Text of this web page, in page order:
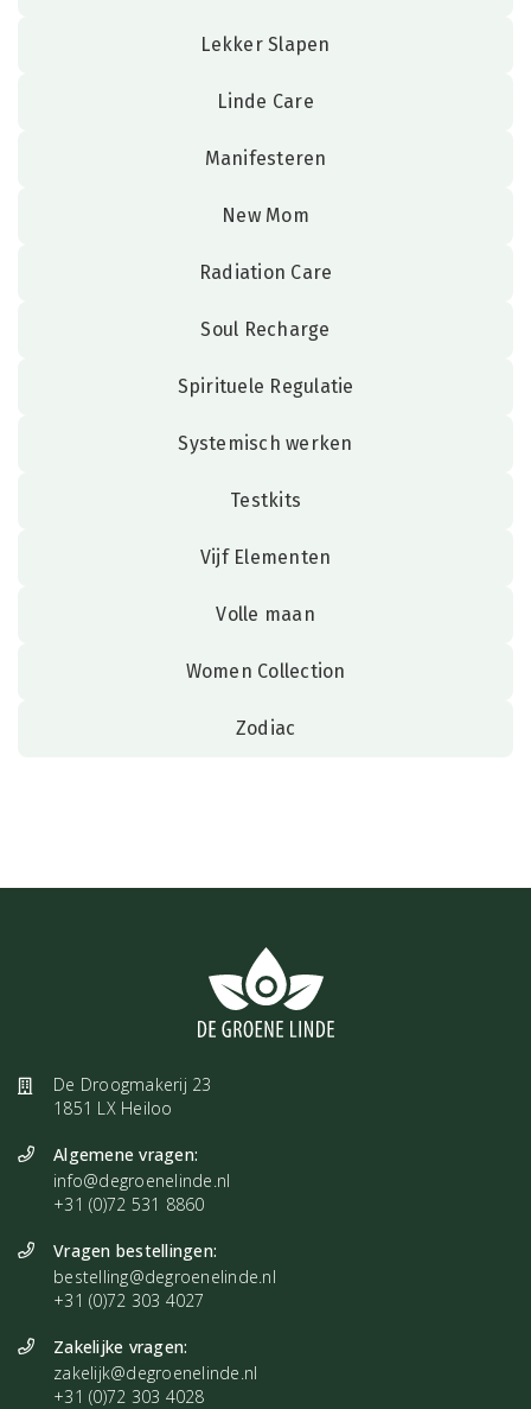
Lekker Slapen
Linde Care
Manifesteren
New Mom
Radiation Care
Soul Recharge
Spirituele Regulatie
Systemisch werken
Testkits
Vijf Elementen
Volle maan
Women Collection
Zodiac
De Droogmakerij 23
1851 LX Heiloo
Algemene vragen:
info@degroenelinde.nl
+31 (0)72 531 8860
Vragen bestellingen:
bestelling@degroenelinde.nl
+31 (0)72 303 4027
Zakelijke vragen:
zakelijk@degroenelinde.nl
+31 (0)72 303 4028